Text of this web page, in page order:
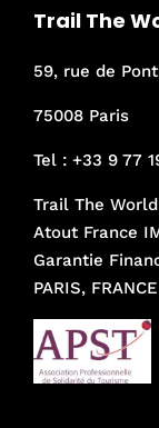
Trail The
59, rue de
75008 Paris
Tel : +33 9 77
Trail The
Atout France
Garantie
PARIS, FRANCE